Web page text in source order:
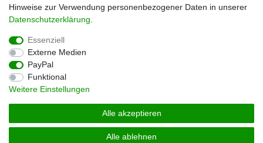
Impressum
Widerrufs­recht Vertrag widerrufen
Hinweise zur Verwendung personenbezogener Daten in unserer
Daten­schutz­erklärung
Essenziell
Externe Medien
PayPal
Funktional
Weitere Einstellungen
Alle akzeptieren
Alle ablehnen